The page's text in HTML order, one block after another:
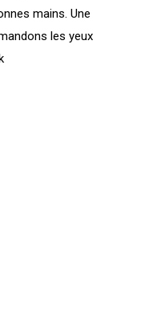
mains. Une
les yeux